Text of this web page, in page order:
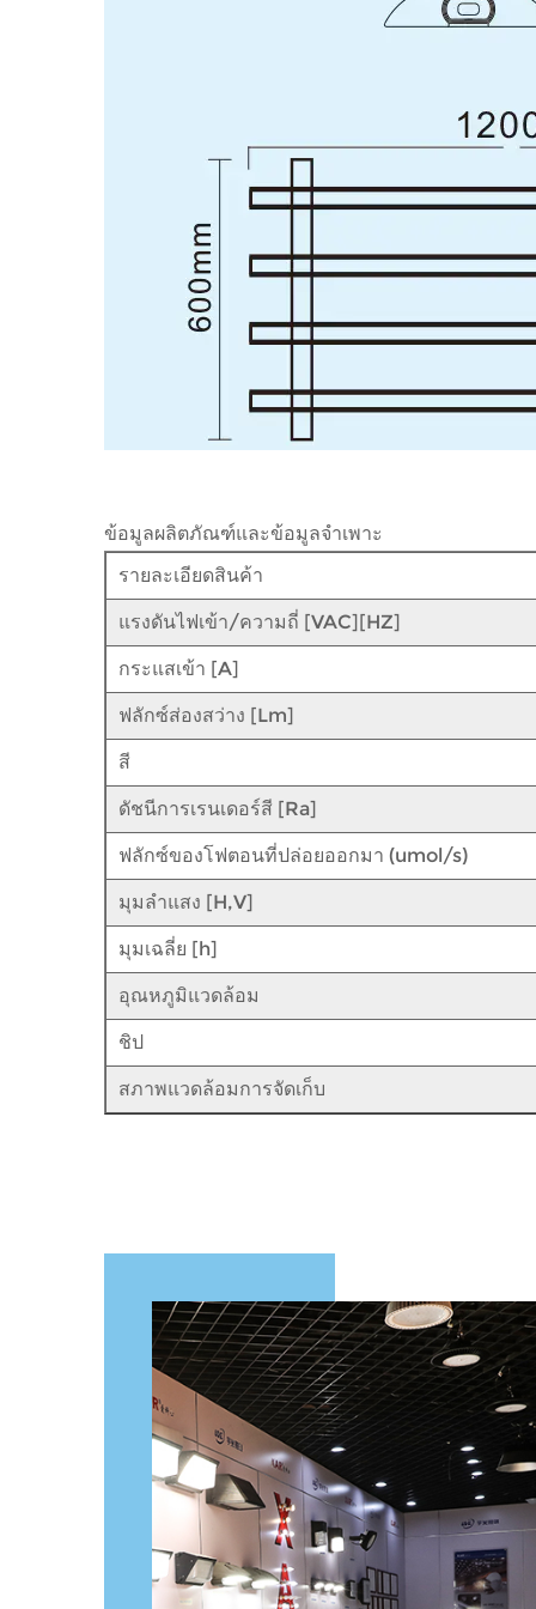
ข้อมูลผลิตภัณฑ์และข้อมูลจำเพาะ
รายละเอียดสินค้า
แรงดันไฟเข้า/ความถี่ [VAC][HZ]
กระแสเข้า [A]
ฟลักซ์ส่องสว่าง [Lm]
สี
ดัชนีการเรนเดอร์สี [Ra]
ฟลักซ์ของโฟตอนที่ปล่อยออกมา (umol/s)
มุมลำแสง [H,V]
มุมเฉลี่ย [h]
อุณหภูมิแวดล้อม
ชิป
สภาพแวดล้อมการจัดเก็บ